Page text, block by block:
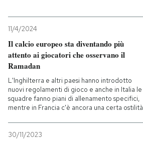
11/4/2024
Il calcio europeo sta diventando più
attento ai giocatori che osservano il
Ramadan
L'Inghilterra e altri paesi hanno introdotto
nuovi regolamenti di gioco e anche in Italia le
squadre fanno piani di allenamento specifici,
mentre in Francia c'è ancora una certa ostilità
30/11/2023